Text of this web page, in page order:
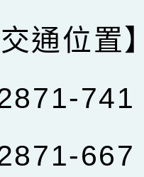
交通位置
741
667